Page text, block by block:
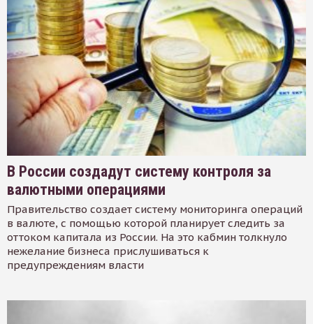
В России создадут систему контроля за
валютными операциями
Правительство создает систему мониторинга операций
в валюте, с помощью которой планирует следить за
оттоком капитала из России. На это кабмин толкнуло
нежелание бизнеса прислушиваться к
предупреждениям власти